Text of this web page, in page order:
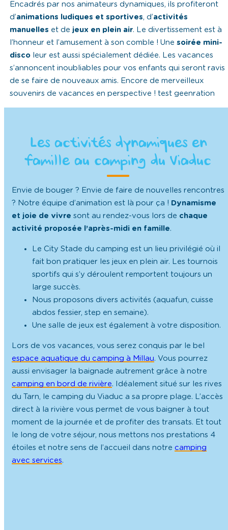
Encadrés par nos animateurs dynamiques, ils profiteront
d’animations ludiques et sportives, d’activités
manuelles et de jeux en plein air. Le divertissement est à
l’honneur et l’amusement à son comble ! Unesoirée mini-
disco leur est aussi spécialement dédiée. Les vacances
s’annoncent inoubliables pour vos enfants qui seront ravis
de se faire de nouveaux amis. Encore de merveilleux
souvenirs de vacances en perspective ! test geenration
Les activités dynamiques en
famille au camping du Viaduc
Envie de bouger ? Envie de faire de nouvelles rencontres
? Notre équipe d’animation est là pour ça ! Dynamisme
et joie de vivre sont au rendez-vous lors de chaque
activité proposée l’après-midi en famille.
Le City Stade du camping est un lieu privilégié où il
fait bon pratiquer les jeux en plein air. Les tournois
sportifs qui s’y déroulent remportent toujours un
large succès.
Nous proposons divers activités (aquafun, cuisse
abdos fessier, step en semaine).
Une salle de jeux est également à votre disposition.
Lors de vos vacances, vous serez conquis par le bel
espace aquatique du camping à Millau. Vous pourrez
aussi envisager la baignade autrement grâce à notre
camping en bord de rivière. Idéalement situé sur les rives
du Tarn, le camping du Viaduc a sa propre plage. L’accès
direct à la rivière vous permet de vous baigner à tout
moment de la journée et de profiter des transats. Et tout
le long de votre séjour, nous mettons nos prestations 4
étoiles et notre sens de l’accueil dans notre camping
avec services.